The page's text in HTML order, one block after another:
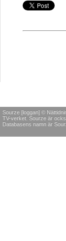
Sourze [loggan] ©
TV-verket. Sourze är
Databasens namn är